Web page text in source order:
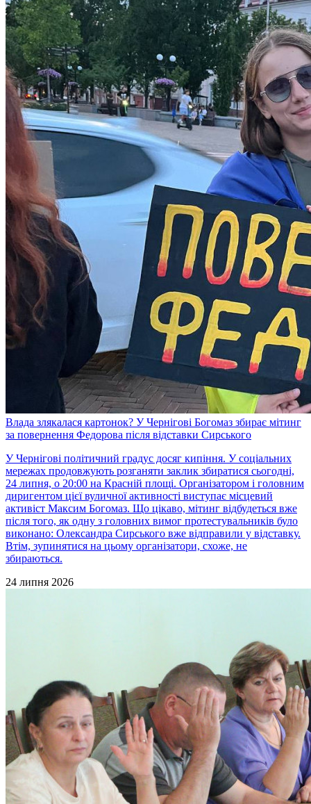
Влада злякалася картонок? У Чернігові Богомаз збирає мітинг
за повернення Федорова після відставки Сирського
У Чернігові політичний градус досяг кипіння. У соціальних
мережах продовжують розганяти заклик збиратися сьогодні,
24 липня, о 20:00 на Красній площі. Організатором і головним
диригентом цієї вуличної активності виступає місцевий
активіст Максим Богомаз. Що цікаво, мітинг відбудеться вже
після того, як одну з головних вимог протестувальників було
виконано: Олександра Сирського вже відправили у відставку.
Втім, зупинятися на цьому організатори, схоже, не
збираються.
24 липня 2026